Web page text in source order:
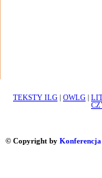
TEKSTY ILG OWLG
© Copyright by Konferencja